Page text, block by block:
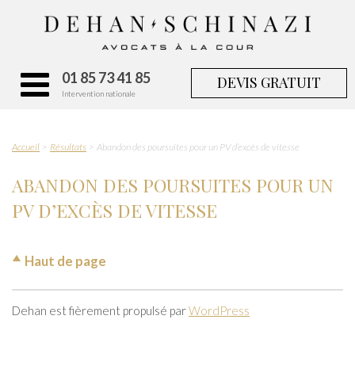
01 85 73 41 85
Intervention nationale
DEVIS GRATUIT
Accueil Résultats Abandon des poursuites pour un PV d’excès de vitesse
ABANDON DES POURSUITES POUR UN
PV D’EXCÈS DE VITESSE
Haut de page
Dehan est fièrement propulsé parWordPress